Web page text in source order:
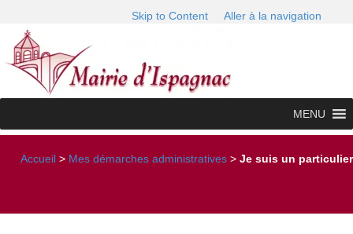
Skip to Content Aller à la navigation
MENU
Accueil > Mes démarches administratives > Je suis un particulier